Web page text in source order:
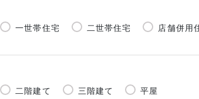
一世帯住宅 二世帯住宅 店舗併用
二階建て 三階建て 平屋